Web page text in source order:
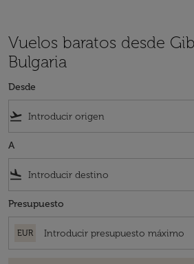
Vuelos baratos desde
Bulgaria
Desde
flight_takeoff
A
flight_land
Presupuesto
EUR